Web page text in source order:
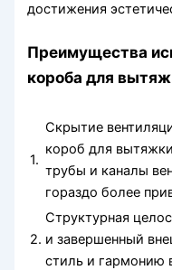
достижения
Преимущества
короба для
1.
Скрытие
короб для
трубы и каналы
гораздо более
2.
Структурная
и завершенный
стиль и гармонию